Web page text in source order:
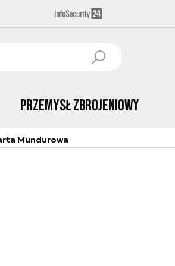
Przemysł Zbrojeniowy
Mundurowa